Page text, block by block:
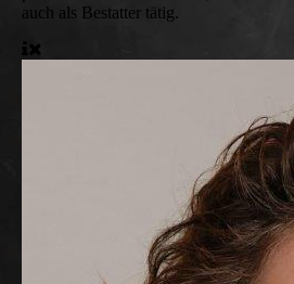
auch als Bestatter tätig.